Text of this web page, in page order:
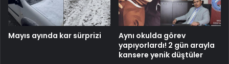
Mayıs ayında kar sürprizi
Aynı okulda görev
yapıyorlardı! 2 gün arayla
kansere yenik düştüler